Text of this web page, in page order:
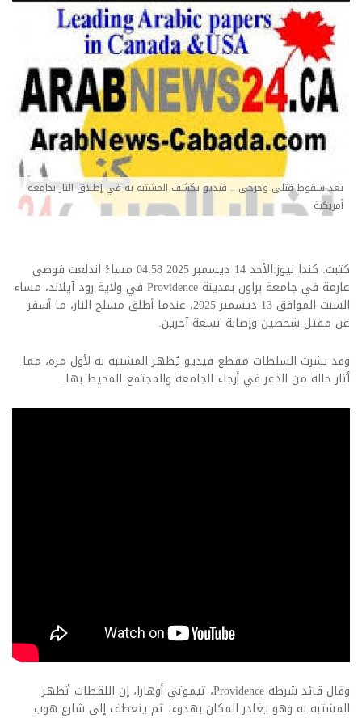
بعد سقوط قتلى وجرحى .. فيديو يكشف المشتبه به في إطلاق النار بجامعة
أمريكية
كتبت: كندا نيوز:الأحد 14 ديسمبر 2025 04:58 مساءً اندلعت فوضى
عارمة في جامعة براون بمدينة Providence في ولاية رود آيلاند، مساء
السبت الموافق 13 ديسمبر 2025، عندما أطلق مسلح النار، ما أسفر
عن مقتل شخصين وإصابة تسعة آخرين.
وقد نشرت السلطات مقطع فيديو يُظهر المشتبه به لأول مرة، مما
أثار حالة من الذعر في أرجاء الجامعة والمجتمع المحيط بها.
وقال قائد شرطة Providence، تيموثي أوهارا، إن اللقطات تُظهر
المشتبه به وهو يغادر المكان بهدوء، ثم ينعطف إلى شارع هوب